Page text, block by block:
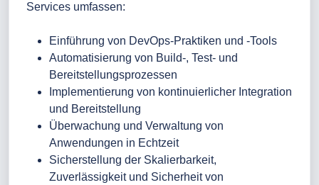
Services umfassen:
Einführung von DevOps-Praktiken und -Tools
Automatisierung von Build-, Test- und
Bereitstellungsprozessen
Implementierung von kontinuierlicher Integration
und Bereitstellung
Überwachung und Verwaltung von
Anwendungen in Echtzeit
Sicherstellung der Skalierbarkeit,
Zuverlässigkeit und Sicherheit von